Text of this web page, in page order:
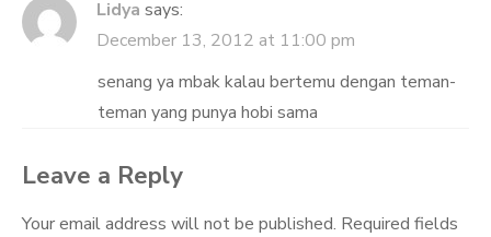
Lidya says:
December 13, 2012 at 11:00 pm
senang ya mbak kalau bertemu dengan teman-
teman yang punya hobi sama
Leave a Reply
Your email address will not be published. Required fields